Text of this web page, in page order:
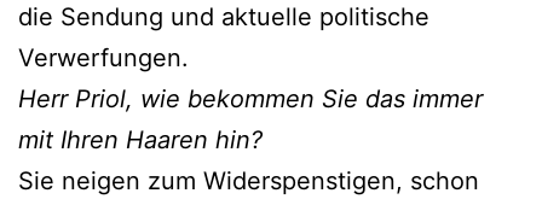
die Sendung und aktuelle politische
Verwerfungen.
Herr Priol, wie bekommen Sie das immer
mit Ihren Haaren hin?
Sie neigen zum Widerspenstigen, schon